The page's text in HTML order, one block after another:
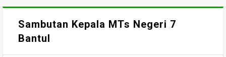
Sambutan Kepala MTs Negeri 7
Bantul